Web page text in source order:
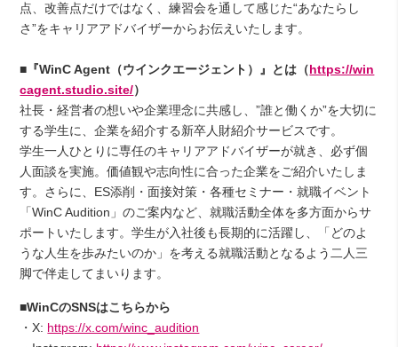
点、改善点だけではなく、練習会を通して感じた“あなたらし
さ”をキャリアアドバイザーからお伝えいたします。
■『WinC Agent（ウインクエージェント）』とは（https://win
cagent.studio.site/）
社長・経営者の想いや企業理念に共感し、”誰と働くか”を大切に
する学生に、企業を紹介する新卒人財紹介サービスです。
学生一人ひとりに専任のキャリアアドバイザーが就き、必ず個
人面談を実施。価値観や志向性に合った企業をご紹介いたしま
す。さらに、ES添削・面接対策・各種セミナー・就職イベント
「WinC Audition」のご案内など、就職活動全体を多方面からサ
ポートいたします。学生が入社後も長期的に活躍し、「どのよ
うな人生を歩みたいのか」を考える就職活動となるよう二人三
脚で伴走してまいります。
■WinCのSNSはこちらから
・X: https://x.com/winc_audition